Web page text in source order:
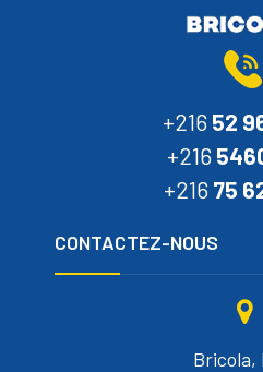
+216 52
+216
+216 75
CONTACTEZ-NOUS
Bricola,